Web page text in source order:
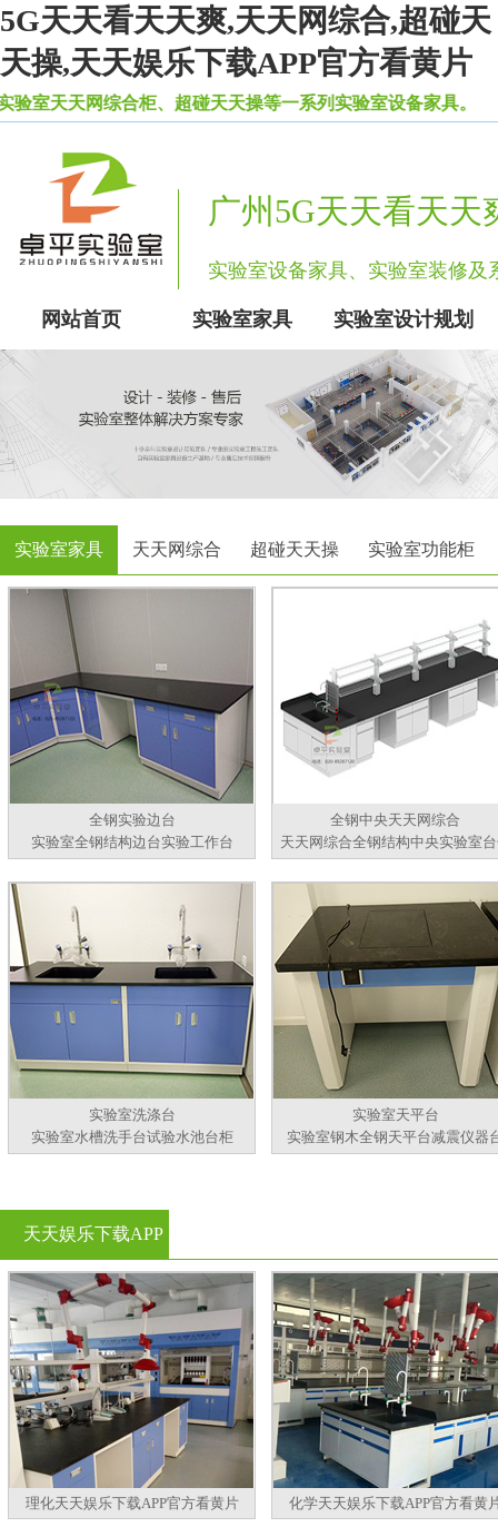
5G天天看天天爽,天天网综合,超碰天
天操,天天娱乐下载APP官方看黄片
网综合柜、超碰天天操等一系列实验室设备家具。
广州5G天天看天
实验室设备家具、实验室装修
网站首页 实验室家具 实验室设计规划
实验室家具 天天网综合 超碰天天操 实验室功能柜
全钢实验边台
实验室全钢结构边台实验工作台
全钢中央天天网综合
天天网综合全钢结构中央实验室
实验室洗涤台
实验室水槽洗手台试验水池台柜
实验室天平台
实验室钢木全钢天平台减震仪器
天天娱乐下载APP
官方看黄片
理化天天娱乐下载APP官方看黄片 化学天天娱乐下载APP官方看黄